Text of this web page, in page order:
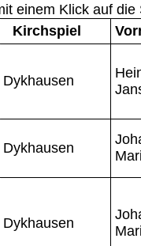
einem Klick auf die
Kirchspiel
Dykhausen
Dykhausen
Dykhausen